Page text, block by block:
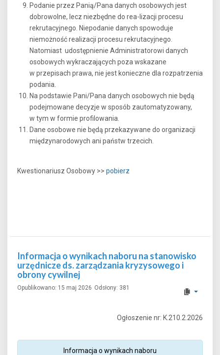
Podanie przez Panią/Pana danych osobowych jest
dobrowolne, lecz niezbędne do rea-lizacji procesu
rekrutacyjnego. Niepodanie danych spowoduje
niemożność realizacji procesu rekrutacyjnego.
Natomiast udostępnienie Administratorowi danych
osobowych wykraczających poza wskazane
w przepisach prawa, nie jest konieczne dla rozpatrzenia
podania.
Na podstawie Pani/Pana danych osobowych nie będą
podejmowane decyzje w sposób zautomatyzowany,
w tym w formie profilowania.
Dane osobowe nie będą przekazywane do organizacji
międzynarodowych ani państw trzecich.
Kwestionariusz Osobowy >> pobierz
Informacja o wynikach naboru na stanowisko
urzędnicze ds. zarządzania kryzysowego i
obrony cywilnej
Opublikowano: 15 maj 2026 Odsłony: 381
Ogłoszenie nr: K.210.2.2026
Informacja o wynikach naboru